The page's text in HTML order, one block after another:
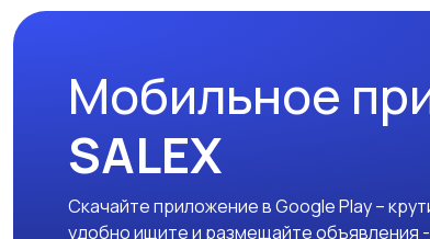
Мобильное
SALEX
Скачайте приложение в Google Play –
удобно ищите и размещайте объявления